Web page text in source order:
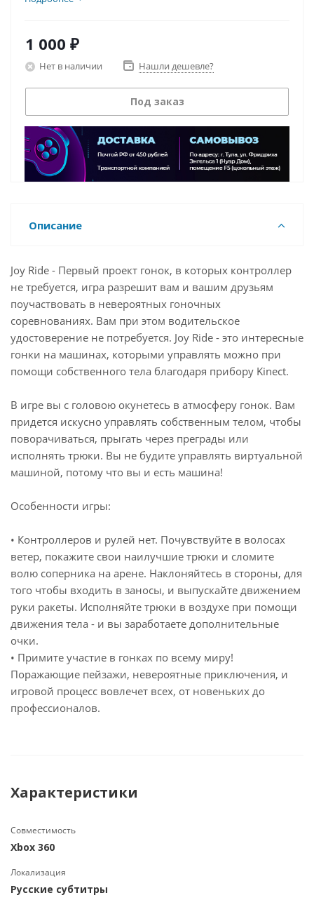
1 000 ₽
Нет в наличии Нашли дешевле?
Под заказ
Описание
Joy Ride - Первый проект гонок, в которых контроллер
не требуется, игра разрешит вам и вашим друзьям
поучаствовать в невероятных гоночных
соревнованиях. Вам при этом водительское
удостоверение не потребуется. Joy Ride - это интересные
гонки на машинах, которыми управлять можно при
помощи собственного тела благодаря прибору Kinect.
В игре вы с головою окунетесь в атмосферу гонок. Вам
придется искусно управлять собственным телом, чтобы
поворачиваться, прыгать через преграды или
исполнять трюки. Вы не будите управлять виртуальной
машиной, потому что вы и есть машина!
Особенности игры:
• Контроллеров и рулей нет. Почувствуйте в волосах
ветер, покажите свои наилучшие трюки и сломите
волю соперника на арене. Наклоняйтесь в стороны, для
того чтобы входить в заносы, и выпускайте движением
руки ракеты. Исполняйте трюки в воздухе при помощи
движения тела - и вы заработаете дополнительные
очки.
• Примите участие в гонках по всему миру!
Поражающие пейзажи, невероятные приключения, и
игровой процесс вовлечет всех, от новеньких до
профессионалов.
Характеристики
Совместимость
Xbox 360
Локализация
Русские субтитры